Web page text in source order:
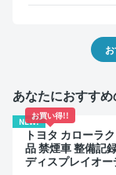
あなたにおすす
NEW!
お買い得!!
トヨタ カローラ
品 禁煙車 整備記
ディスプレイオー